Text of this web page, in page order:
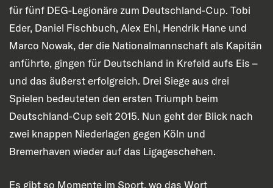
für fünf DEG-Legionäre zum Deutschland-Cup. Tobi
Eder, Daniel Fischbuch, Alex Ehl, Hendrik Hane und
Marco Nowak, der die Nationalmannschaft als Kapitän
anführte, gingen für Deutschland in Krefeld aufs Eis –
und das äußerst erfolgreich. Drei Siege aus drei
Spielen bedeuteten den ersten Triumph beim
Deutschland-Cup seit 2015. Nun geht der Blick nach
zwei knappen Niederlagen gegen Köln und
Bremerhaven wieder auf das Ligageschehen.
Es gibt so Momente im Sport, wo das Wort